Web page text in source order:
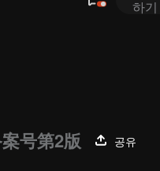
号第2版
공유